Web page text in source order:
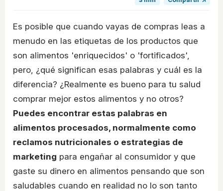
Es posible que cuando vayas de compras leas a
menudo en las etiquetas de los productos que
son alimentos 'enriquecidos' o 'fortificados',
pero, ¿qué significan esas palabras y cuál es la
diferencia? ¿Realmente es bueno para tu salud
comprar mejor estos alimentos y no otros?
Puedes encontrar estas palabras en
alimentos procesados, normalmente como
reclamos nutricionales o estrategias de
marketing para engañar al consumidor y que
gaste su dinero en alimentos pensando que son
saludables cuando en realidad no lo son tanto